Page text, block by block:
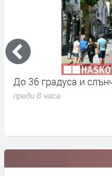
До 36 градуса и
преди 8 часа